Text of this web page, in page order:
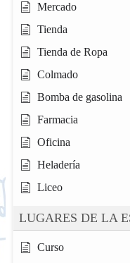
Mercado
Tienda
Tienda de Ropa
Colmado
Bomba de gasolina
Farmacia
Oficina
Heladería
Liceo
LUGARES DE LA
Curso